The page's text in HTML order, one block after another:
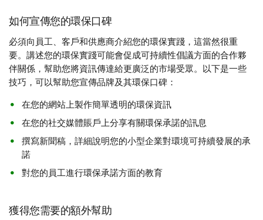
如何宣傳您的環保口碑
必須向員工、客戶和供應商介紹您的環保實踐，這當然很重
要。講述您的環保實踐可能會促成可持續性倡議方面的合作夥
伴關係，幫助您將資訊傳達給更廣泛的市場受眾。以下是一些
技巧，可以幫助您宣傳品牌及其環保口碑：
在您的網站上製作簡單透明的環保資訊
在您的社交媒體賬戶上分享有關環保承諾的訊息
撰寫新聞稿，詳細說明您的小型企業對環境可持續發展的承
諾
對您的員工進行環保承諾方面的教育
獲得您需要的額外幫助